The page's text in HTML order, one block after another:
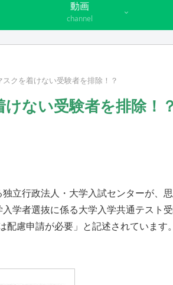
動画
channel
クを着けない受験者を排除！？
ない受験者を排除！？
立行政法人・大学入試センターが、
学者選抜に係る大学入学共通テスト
配慮申請が必要」と記述されていま